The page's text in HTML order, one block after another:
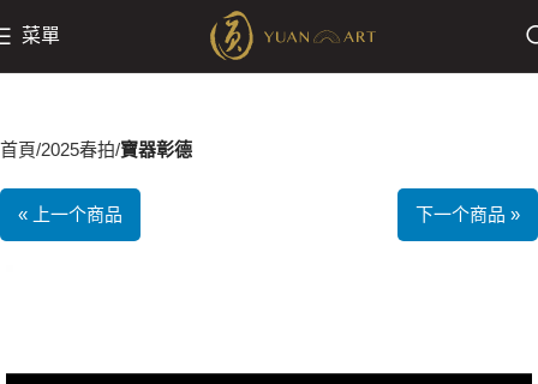
菜單
首頁 2025春拍 寶器彰德
« 上一个商品 下一个商品 »